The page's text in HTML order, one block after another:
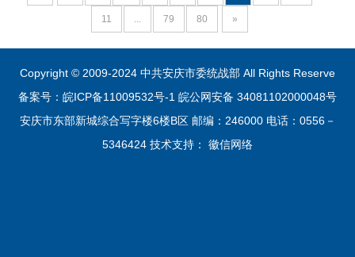
11 ... 79 80 »
Copyright © 2009-2024 中共安庆市委统战部 All Rights Reserve
备案号：皖ICP备11009532号-1 皖公网安备 34081102000048号
安庆市东部新城综合写字楼6楼B区 邮编：246000 电话：0556－
5346424 技术支持： 徽信网络